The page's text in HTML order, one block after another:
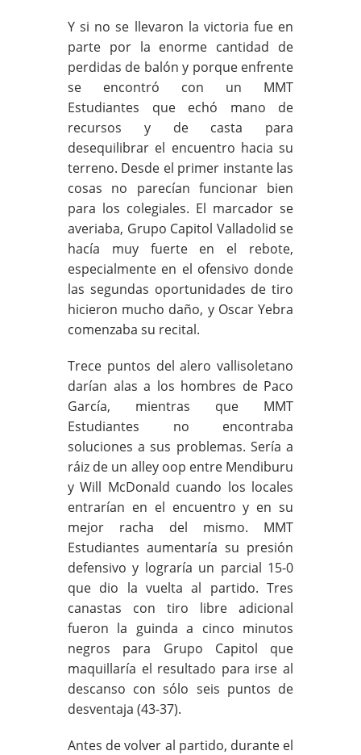
Y si no se llevaron la victoria fue en
parte por la enorme cantidad de
perdidas de balón y porque enfrente
se encontró con un MMT
Estudiantes que echó mano de
recursos y de casta para
desequilibrar el encuentro hacia su
terreno. Desde el primer instante las
cosas no parecían funcionar bien
para los colegiales. El marcador se
averiaba, Grupo Capitol Valladolid se
hacía muy fuerte en el rebote,
especialmente en el ofensivo donde
las segundas oportunidades de tiro
hicieron mucho daño, y Oscar Yebra
comenzaba su recital.
Trece puntos del alero vallisoletano
darían alas a los hombres de Paco
García, mientras que MMT
Estudiantes no encontraba
soluciones a sus problemas. Sería a
ráiz de un alley oop entre Mendiburu
y Will McDonald cuando los locales
entrarían en el encuentro y en su
mejor racha del mismo. MMT
Estudiantes aumentaría su presión
defensivo y lograría un parcial 15-0
que dio la vuelta al partido. Tres
canastas con tiro libre adicional
fueron la guinda a cinco minutos
negros para Grupo Capitol que
maquillaría el resultado para irse al
descanso con sólo seis puntos de
desventaja (43-37).
Antes de volver al partido, durante el